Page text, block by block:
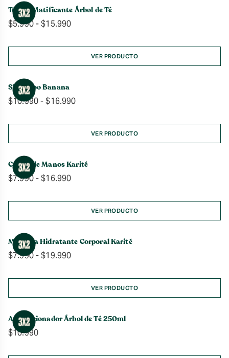
$15.990
Tónico Matificante Árbol de Té
$5.990- $15.990Rango
precios:
desde
$5.990
VER PRODUCTO
Shampoo Banana
$10.990- $16.990Rango
precios:
desde
$10.990
$16.990
VER PRODUCTO
Crema de Manos Karité
$7.990- $16.990Rango
precios:
desde
$7.990
$16.990
VER PRODUCTO
Manteca Hidratante Corporal Karité
$7.990- $19.990Rango
precios:
desde
$7.990
$19.990
VER PRODUCTO
Acondicionador Árbol de Té 250ml
$10.990